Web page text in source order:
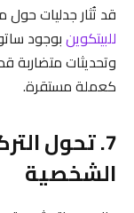
قد تُثار جدليات
للبيتكوينبوجود
وتحديثات
كعملة مستقرة.
7. تحول
الشخصية